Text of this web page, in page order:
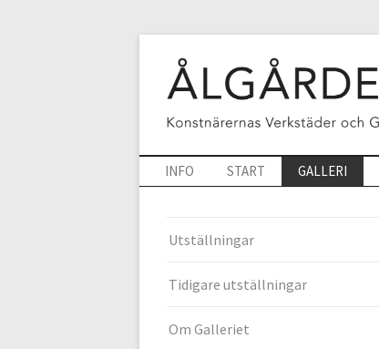
INFO START GALLERI
Utställningar
Tidigare utställningar
Om Galleriet